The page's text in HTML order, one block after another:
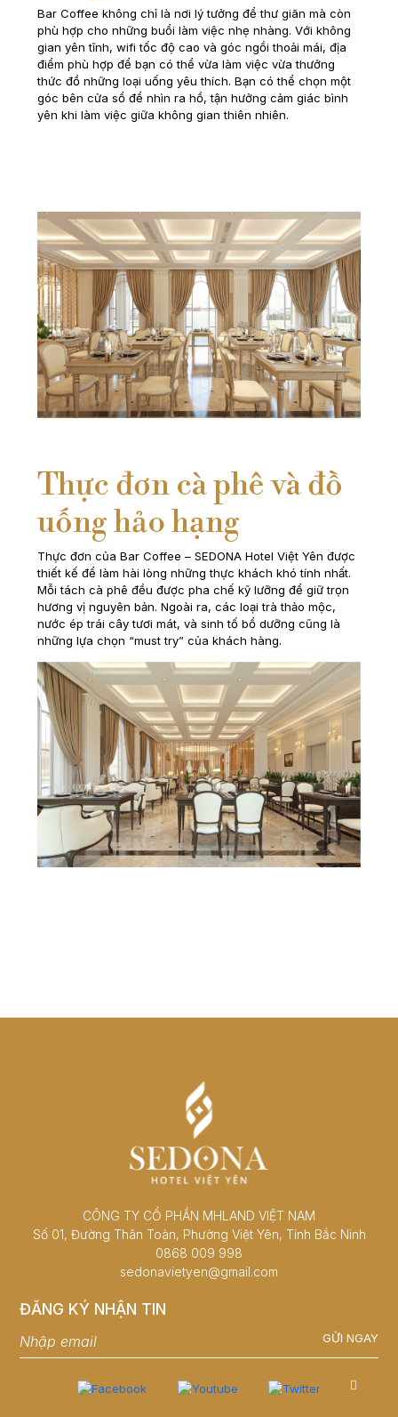
Bar Coffee không chỉ là nơi lý tưởng để thư giãn mà còn
phù hợp cho những buổi làm việc nhẹ nhàng. Với không
gian yên tĩnh, wifi tốc độ cao và góc ngồi thoải mái, địa
điểm phù hợp để bạn có thể vừa làm việc vừa thưởng
thức đồ những loại uống yêu thích. Bạn có thể chọn một
góc bên cửa sổ để nhìn ra hồ, tận hưởng cảm giác bình
yên khi làm việc giữa không gian thiên nhiên.
Thực đơn cà phê và đồ
uống hảo hạng
Thực đơn của Bar Coffee – SEDONA Hotel Việt Yên được
thiết kế để làm hài lòng những thực khách khó tính nhất.
Mỗi tách cà phê đều được pha chế kỹ lưỡng để giữ trọn
hương vị nguyên bản. Ngoài ra, các loại trà thảo mộc,
nước ép trái cây tươi mát, và sinh tố bổ dưỡng cũng là
những lựa chọn “must try” của khách hàng.
CÔNG TY CỔ PHẦN MHLAND VIỆT NAM
Số 01, Đường Thân Toàn, Phường Việt Yên, Tỉnh Bắc Ninh
0868 009 998
sedonavietyen@gmail.com
ĐĂNG KÝ NHẬN TIN
GỬI NGAY